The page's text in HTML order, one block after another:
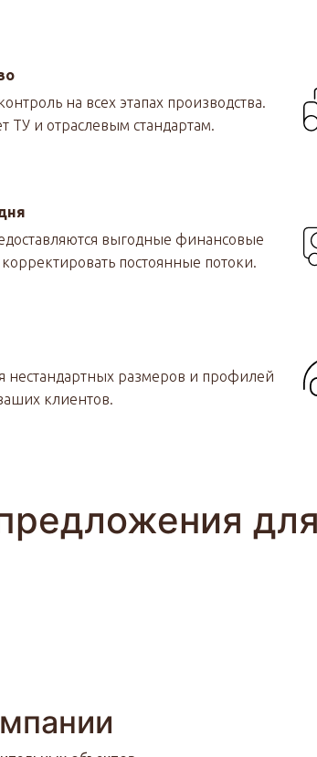
на всех этапах производства.
ТУ и отраслевым стандартам.
выгодные финансовые
постоянные потоки.
нестандартных размеров и профилей
клиентов.